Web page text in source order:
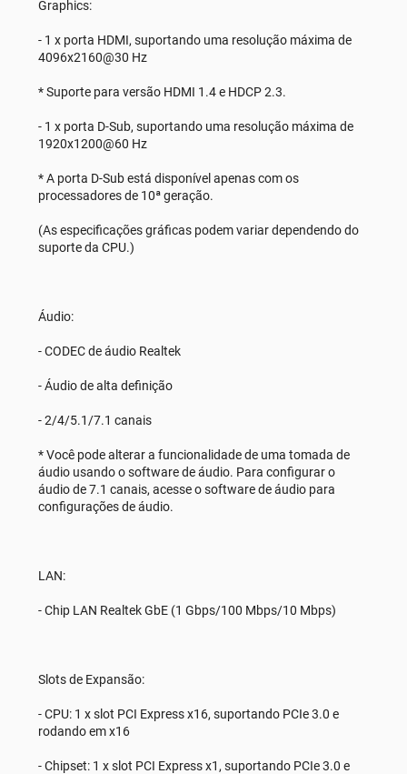
Graphics:
- 1 x porta HDMI, suportando uma resolução máxima de
4096x2160@30 Hz
* Suporte para versão HDMI 1.4 e HDCP 2.3.
- 1 x porta D-Sub, suportando uma resolução máxima de
1920x1200@60 Hz
* A porta D-Sub está disponível apenas com os
processadores de 10ª geração.
(As especificações gráficas podem variar dependendo do
suporte da CPU.)
Áudio:
- CODEC de áudio Realtek
- Áudio de alta definição
- 2/4/5.1/7.1 canais
* Você pode alterar a funcionalidade de uma tomada de
áudio usando o software de áudio. Para configurar o
áudio de 7.1 canais, acesse o software de áudio para
configurações de áudio.
LAN:
- Chip LAN Realtek GbE (1 Gbps/100 Mbps/10 Mbps)
Slots de Expansão:
- CPU: 1 x slot PCI Express x16, suportando PCIe 3.0 e
rodando em x16
- Chipset: 1 x slot PCI Express x1, suportando PCIe 3.0 e